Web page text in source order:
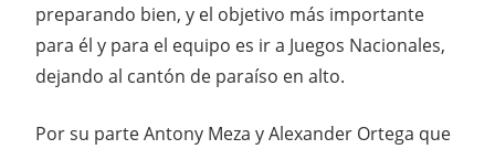
preparando bien, y el objetivo más importante
para él y para el equipo es ir a Juegos Nacionales,
dejando al cantón de paraíso en alto.
Por su parte Antony Meza y Alexander Ortega que